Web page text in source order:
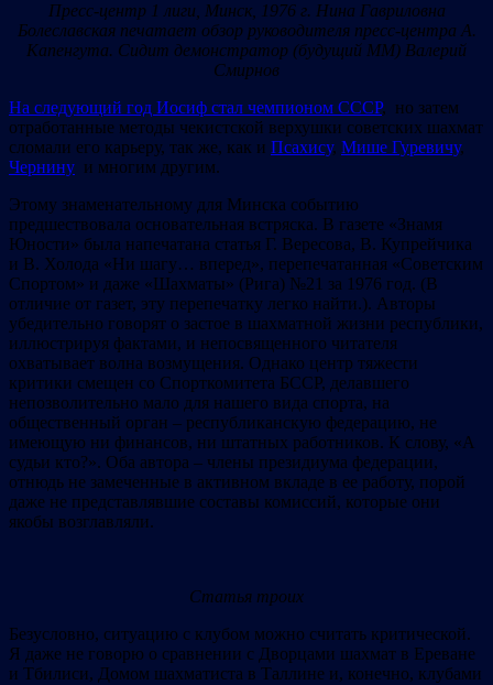
Пресс-центр 1 лиги, Минск, 1976 г. Нина Гавриловна
Болеславская печатает обзор руководителя пресс-центра А.
Капенгута. Сидит демонстратор (будущий ММ) Валерий
Смирнов
На следующий год Иосиф стал чемпионом СССР, но затем
отработанные методы чекистской верхушки советских шахмат
сломали его карьеру, так же, как и Псахису, Мише Гуревичу,
Чернину и многим другим.
Этому знаменательному для Минска событию
предшествовала основательная встряска. В газете «Знамя
Юности» была напечатана статья Г. Вересова, В. Купрейчика
и В. Холода «Ни шагу… вперед», перепечатанная «Советским
Спортом» и даже «Шахматы» (Рига) №21 за 1976 год. (В
отличие от газет, эту перепечатку легко найти.). Авторы
убедительно говорят о застое в шахматной жизни республики,
иллюстрируя фактами, и непосвященного читателя
охватывает волна возмущения. Однако центр тяжести
критики смещен со Спорткомитета БССР, делавшего
непозволительно мало для нашего вида спорта, на
общественный орган – республиканскую федерацию, не
имеющую ни финансов, ни штатных работников. К слову, «А
судьи кто?». Оба автора – члены президиума федерации,
отнюдь не замеченные в активном вкладе в ее работу, порой
даже не представлявшие составы комиссий, которые они
якобы возглавляли.
Статья троих
Безусловно, ситуацию с клубом можно считать критической.
Я даже не говорю о сравнении с Дворцами шахмат в Ереване
и Тбилиси, Домом шахматиста в Таллине и, конечно, клубами